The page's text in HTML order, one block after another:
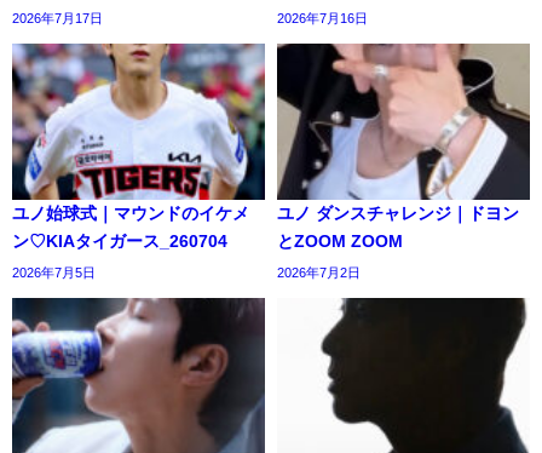
2026年7月17日 2026年7月16日
ユノ始球式｜マウンドのイケメ
ン♡KIAタイガース_260704
2026年7月5日
ユノ ダンスチャレンジ｜ドヨン
とZOOM ZOOM
2026年7月2日